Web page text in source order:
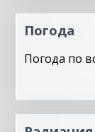
Погода
Погода по